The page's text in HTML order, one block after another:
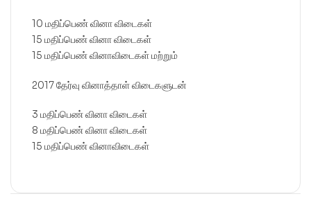
10 மதிப்பெண் வினா விடைகள்
15 மதிப்பெண் வினா விடைகள்
15 மதிப்பெண் வினாவிடைகள் மற்றும்
2017 தேர்வு வினாத்தாள் விடைகளுடன்
3 மதிப்பெண் வினா விடைகள்
8 மதிப்பெண் வினா விடைகள்
15 மதிப்பெண் வினாவிடைகள்